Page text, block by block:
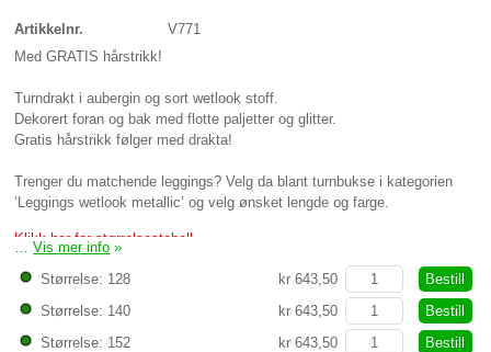
Artikkelnr.
V771
Med GRATIS hårstrikk!
Turndrakt i aubergin og sort wetlook stoff.
Dekorert foran og bak med flotte paljetter og glitter.
Gratis hårstrikk følger med drakta!
Trenger du matchende leggings? Velg da blant turnbukse i kategorien
‘Leggings wetlook metallic’ og velg ønsket lengde og farge.
…Vis mer info »
Klikk her for størrelsestabell
Størrelse: 128 kr 643,50
Bestill
Størrelse: 140
kr 643,50
Bestill
Størrelse: 152
kr 643,50
Bestill